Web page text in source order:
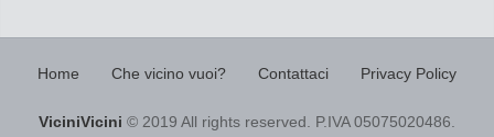
Home Che vicino vuoi? Contattaci Privacy Policy
ViciniVicini © 2019 All rights reserved. P.IVA 05075020486.